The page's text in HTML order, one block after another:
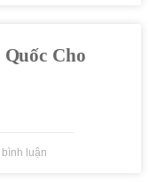
Cho
bình luận